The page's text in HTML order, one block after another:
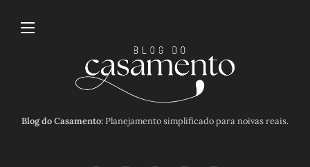
Blog do Casamento:Planejamento simplificado para noivas reais.